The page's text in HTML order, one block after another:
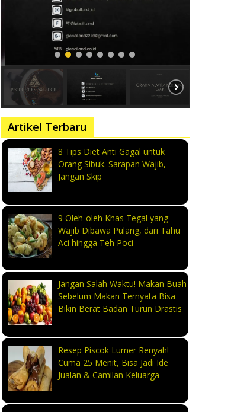
Artikel Terbaru
8 Tips Diet Anti Gagal untuk
Orang Sibuk. Sarapan Wajib,
Jangan Skip
9 Oleh-oleh Khas Tegal yang
Wajib Dibawa Pulang, dari Tahu
Aci hingga Teh Poci
Jangan Salah Waktu! Makan Buah
Sebelum Makan Ternyata Bisa
Bikin Berat Badan Turun Drastis
Resep Piscok Lumer Renyah!
Cuma 25 Menit, Bisa Jadi Ide
Jualan & Camilan Keluarga